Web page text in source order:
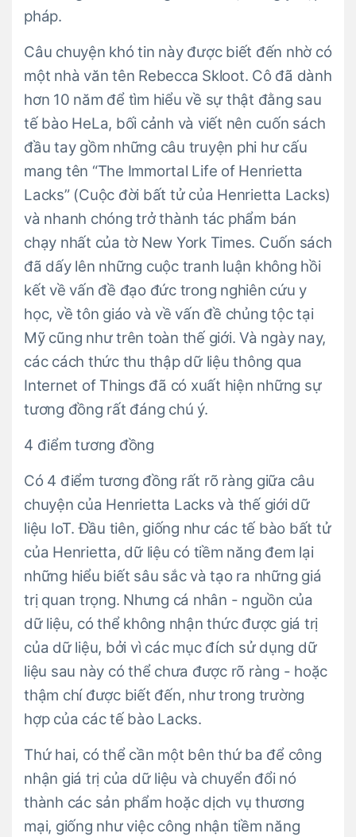
pháp.
Câu chuyện khó tin này được biết đến nhờ có
một nhà văn tên Rebecca Skloot. Cô đã dành
hơn 10 năm để tìm hiểu về sự thật đằng sau
tế bào HeLa, bối cảnh và viết nên cuốn sách
đầu tay gồm những câu truyện phi hư cấu
mang tên “The Immortal Life of Henrietta
Lacks” (Cuộc đời bất tử của Henrietta Lacks)
và nhanh chóng trở thành tác phẩm bán
chạy nhất của tờ New York Times. Cuốn sách
đã dấy lên những cuộc tranh luận không hồi
kết về vấn đề đạo đức trong nghiên cứu y
học, về tôn giáo và về vấn đề chủng tộc tại
Mỹ cũng như trên toàn thế giới. Và ngày nay,
các cách thức thu thập dữ liệu thông qua
Internet of Things đã có xuất hiện những sự
tương đồng rất đáng chú ý.
4 điểm tương đồng
Có 4 điểm tương đồng rất rõ ràng giữa câu
chuyện của Henrietta Lacks và thế giới dữ
liệu IoT. Đầu tiên, giống như các tế bào bất tử
của Henrietta, dữ liệu có tiềm năng đem lại
những hiểu biết sâu sắc và tạo ra những giá
trị quan trọng. Nhưng cá nhân - nguồn của
dữ liệu, có thể không nhận thức được giá trị
của dữ liệu, bởi vì các mục đích sử dụng dữ
liệu sau này có thể chưa được rõ ràng - hoặc
thậm chí được biết đến, như trong trường
hợp của các tế bào Lacks.
Thứ hai, có thể cần một bên thứ ba để công
nhận giá trị của dữ liệu và chuyển đổi nó
thành các sản phẩm hoặc dịch vụ thương
mại, giống như việc công nhận tiềm năng